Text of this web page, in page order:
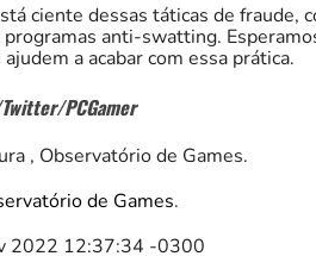
ciente dessas táticas de fraude,
anti-swatting.
a acabar com essa prática.
PCGamer
, Observatório de Games.
de Games.
2022 12:37:34 -0300